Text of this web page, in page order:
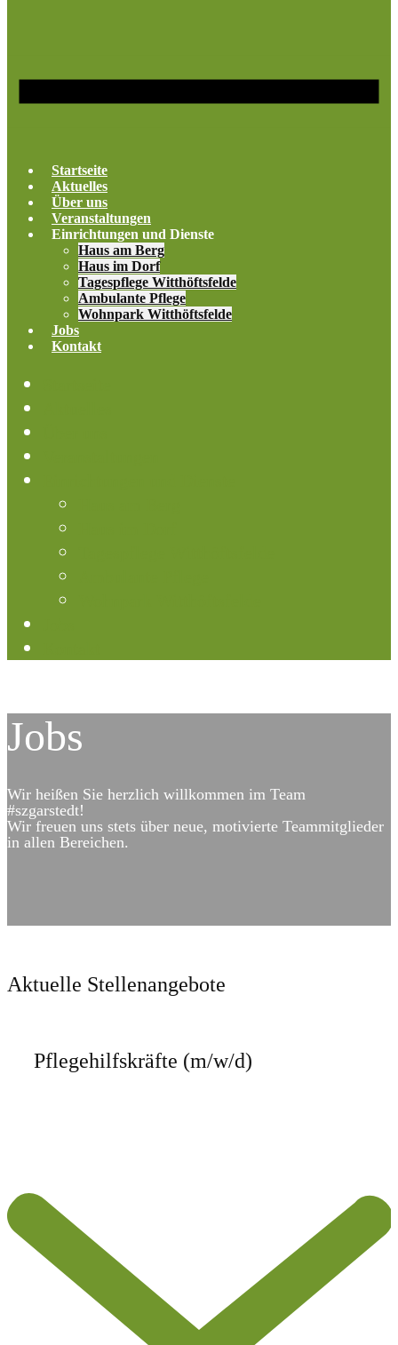
Startseite
Aktuelles
Über uns
Veranstaltungen
Einrichtungen und Dienste
Haus am Berg
Haus im Dorf
Tagespflege Witthöftsfelde
Ambulante Pflege
Wohnpark Witthöftsfelde
Jobs
Kontakt
Jobs
Wir heißen Sie herzlich willkommen im Team
#szgarstedt!
Wir freuen uns stets über neue, motivierte Teammitglieder
in allen Bereichen.
Aktuelle Stellenangebote
Pflegehilfskräfte ​(m/w/d)